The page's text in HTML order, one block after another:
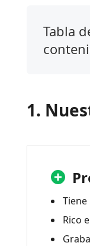
Tabla
2.
es
de
iSpring?
1.
Rico